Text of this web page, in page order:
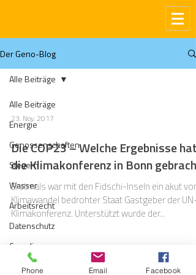
Der Geno-Blog
Alle Beiträge
Energie
Genossenschaften
Steuern
Wasser
Arbeitsrecht
Datenschutz
Compliance
Gas
Alle Beiträge
23. Nov. 2017
Die COP23 – Welche Ergebnisse hat
die Klimakonferenz in Bonn
Erstmals war mit den Fidschi-Inseln ein akut vom
Klimawandel bedrohter Staat Gastgeber der UN-
Klimakonferenz. Unterstützt wurde der...
Phone Email Facebook